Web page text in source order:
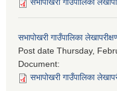
सभापोखरी गाउँपालिका
सभापोखरी गाउँपालिका
Post date Thursday,
Document:
सभापोखरी गाउँपालिका